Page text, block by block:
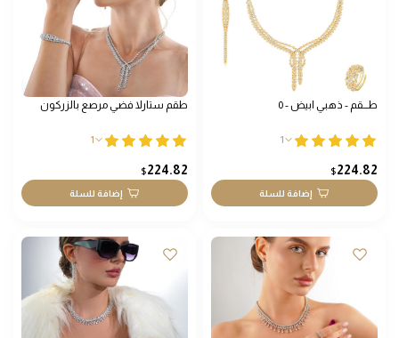
طـــقم - ذهبي ابيض - 0
1
224.82
$
إضافة للسلة
طقم ستارلا فضي مرصع بالزركون
1
224.82
$
إضافة للسلة